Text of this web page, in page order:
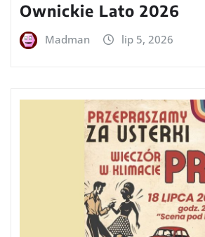
Ownickie Lato 2026
Madman lip 5, 2026